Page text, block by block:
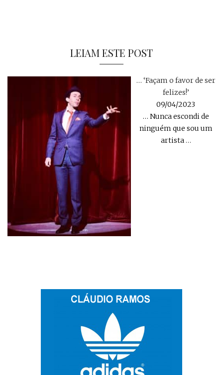
LEIAM ESTE POST
… ‘Façam o favor de ser
felizes!’
09/04/2023
… Nunca escondi de
ninguém que sou um
artista…